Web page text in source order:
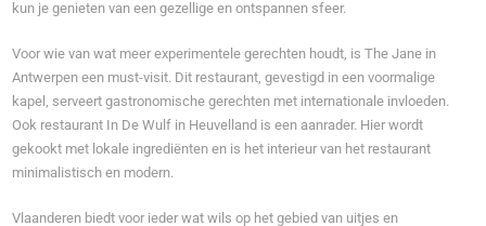
kun je genieten van een gezellige en ontspannen sfeer.
Voor wie van wat meer experimentele gerechten houdt, is The Jane in
Antwerpen een must-visit. Dit restaurant, gevestigd in een voormalige
kapel, serveert gastronomische gerechten met internationale invloeden.
Ook restaurant In De Wulf in Heuvelland is een aanrader. Hier wordt
gekookt met lokale ingrediënten en is het interieur van het restaurant
minimalistisch en modern.
Vlaanderen biedt voor ieder wat wils op het gebied van uitjes en